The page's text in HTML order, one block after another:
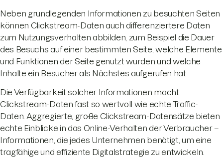
Neben grundlegenden Informationen zu besuchten Seiten
können Clickstream-Daten auch differenziertere Daten
zum Nutzungsverhalten abbilden, zum Beispiel die Dauer
des Besuchs auf einer bestimmten Seite, welche Elemente
und Funktionen der Seite genutzt wurden und welche
Inhalte ein Besucher als Nächstes aufgerufen hat.
Die Verfügbarkeit solcher Informationen macht
Clickstream-Daten fast so wertvoll wie echte Traffic-
Daten. Aggregierte, große Clickstream-Datensätze bieten
echte Einblicke in das Online-Verhalten der Verbraucher –
Informationen, die jedes Unternehmen benötigt, um eine
tragfähige und effiziente Digitalstrategie zu entwickeln.